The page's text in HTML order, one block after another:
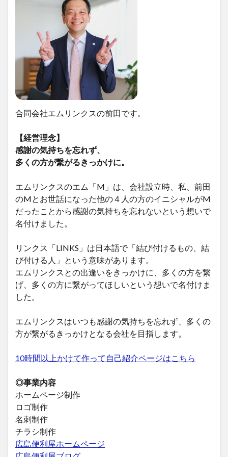
合同会社エムリンクスの前田です。
【経営理念】
感謝の気持ちを忘れず、
多くの方が繋がるきっかけに。
エムリンクスのエム「M」は、会社設立時、私、前田
のMとお世話になった他の４人の方のイニシャルがM
だったことから感謝の気持ちを忘れないという想いで
名付けました。
リンクス「LINKS」は日本語で「結び付けるもの、結
び付ける人」という意味があります。
エムリンクスとの出逢いをきっかけに、多くの方を繋
げ、多くの方に繋がってほしいという想いで名付けま
した。
エムリンクスはいつも感謝の気持ちを忘れず、多くの
方が繋がるきっかけとなる会社を目指します。
10時間以上かけて作って自己紹介ページはこちら
◎事業内容
ホームページ制作
ロゴ制作
名刺制作
チラシ制作
広島便利屋ホームページ